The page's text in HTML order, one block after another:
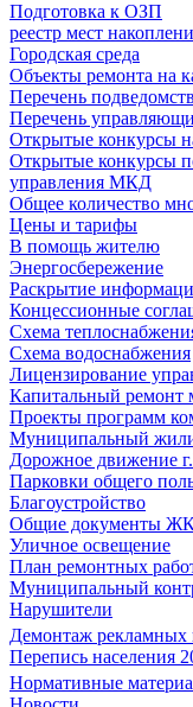
Подготовка к ОЗП
реестр мест
Городская среда
Объекты ремонта на
Перечень
Перечень
Открытые конкурсы
Открытые конкурсы
управления МКД
Общее количество
Цены и тарифы
В помощь жителю
Энергосбережение
Раскрытие
Концессионные
Схема
Схема водоснабжения
Лицензирование
Капитальный ремонт
Проекты программ
Муниципальный
Дорожное движение
Парковки общего
Благоустройство
Общие документы
Уличное освещение
План ремонтных
Муниципальный
Нарушители
Демонтаж рекламных
Перепись населения
Нормативные